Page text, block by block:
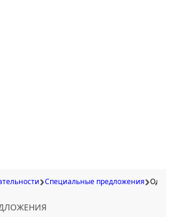
Специальные предложения